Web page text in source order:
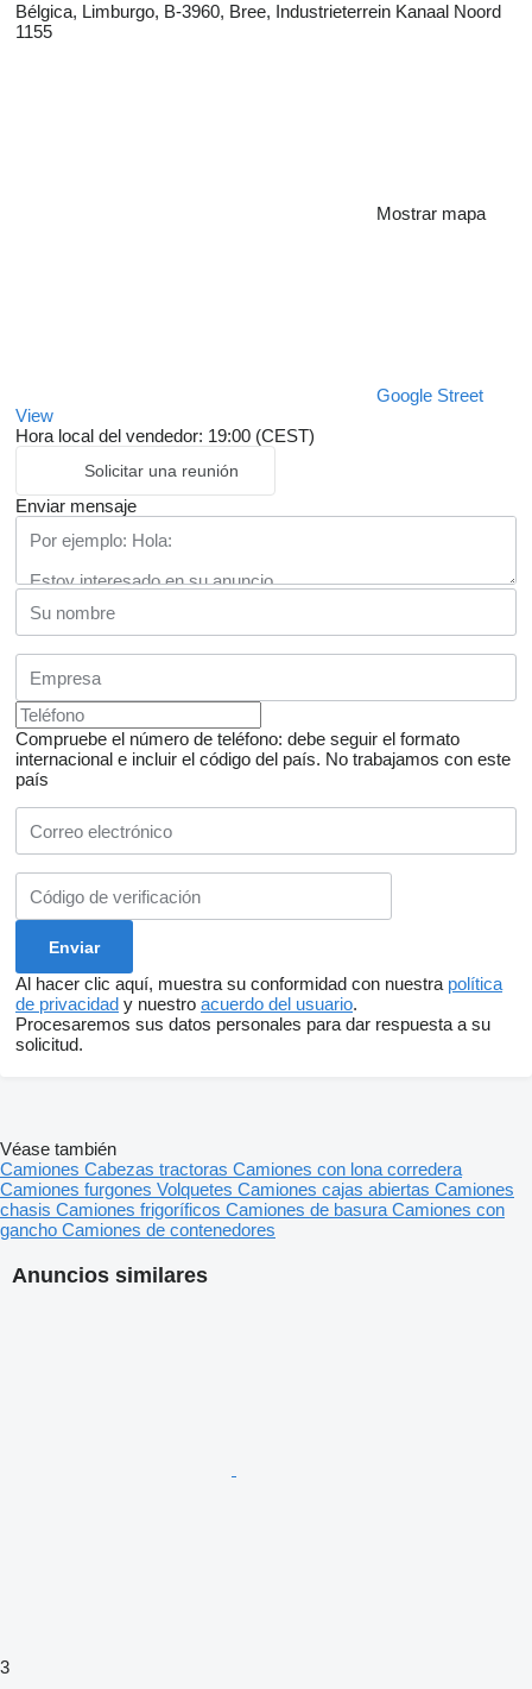
Bélgica, Limburgo, B-3960, Bree, Industrieterrein Kanaal Noord
1155
Mostrar mapa
Google Street
View
Hora local del vendedor: 19:00 (CEST)
Solicitar una reunión
Enviar mensaje
Compruebe el número de teléfono: debe seguir el formato
internacional e incluir el código del país. No trabajamos con este
país
Al hacer clic aquí, muestra su conformidad con nuestra política
de privacidad y nuestro acuerdo del usuario.
Procesaremos sus datos personales para dar respuesta a su
solicitud.
Anuncios similares
3
Véase también
Camiones Cabezas tractoras Camiones con lona corredera
Camiones furgones Volquetes Camiones cajas abiertas Camiones
chasis Camiones frigoríficos Camiones de basura Camiones con
gancho Camiones de contenedores